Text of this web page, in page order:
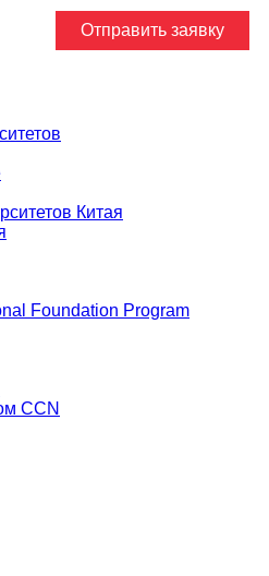
Китая
Foundation Program
CCN
Отправить заявку